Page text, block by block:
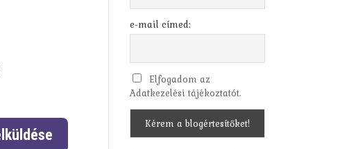
e-mail címed:
Elfogadom az
Adatkezelési tájékoztatót.